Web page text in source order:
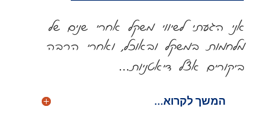
אני הגעתי לשיווי משקל אחרי שנים של
מלחמות במשקל ובאוכל, ואחרי הרבה
ביקורים אצל דיאטניות…
המשך לקרוא...